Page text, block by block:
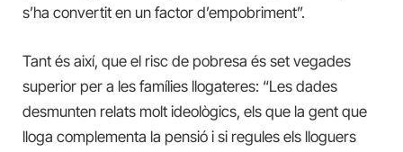
s’ha convertit en un factor d’empobriment”.
Tant és així, que el risc de pobresa és set vegades
superior per a les famílies llogateres: “Les dades
desmunten relats molt ideològics, els que la gent que
lloga complementa la pensió i si regules els lloguers